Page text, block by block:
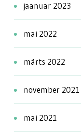
jaanuar 2023
mai 2022
märts 2022
november 2021
mai 2021